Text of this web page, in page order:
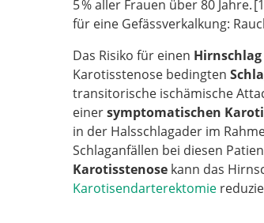
5 % aller Frauen über 80 Jahre. 1
Predisposing factors for
oxfordshire community
für eine Gefässverkalkung:
Das Risiko für einen Hirnschlag
Karotisstenose bedingten
transitorische ischämische
einersymptomatischen
in der Halsschlagader im
Schlaganfällen bei diesen
Randomised trial of
Karotisstenose kann das
Karotisendarterektomie